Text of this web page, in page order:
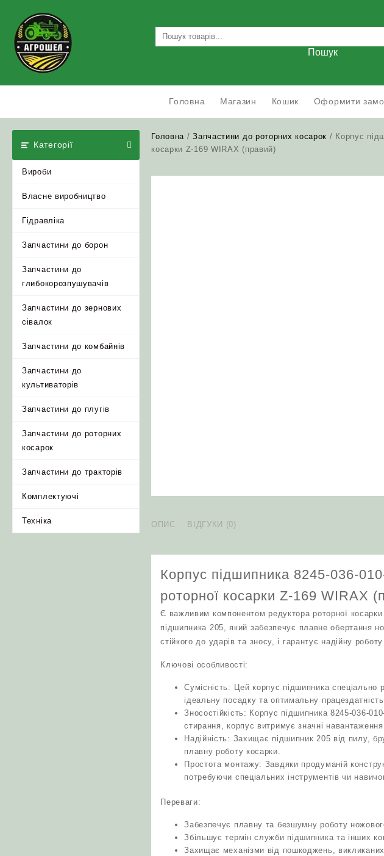
content
Пошук
Головна Магазин Кошик Оформити
Категорії
Вироби
Власне виробництво
Гідравліка
Запчастини до борон
Запчастини до
глибокорозпушувачів
Запчастини до зернових
сівалок
Запчастини до комбайнів
Запчастини до
культиваторів
Запчастини до плугів
Запчастини до роторних
косарок
Запчастини до тракторів
Комплектуючі
Техніка
Головна /Запчастини до роторних косарок / Корпус
косарки Z-169 WIRAX (правий)
ОПИС ВІДГУКИ (0)
Корпус підшипника 8245-036-
роторної косарки Z-169 WIRAX
Є важливим компонентом редуктора роторної
підшипника 205, який забезпечує плавне обертання
стійкого до ударів та зносу, і гарантує надійну
Ключові особливості:
Сумісність: Цей корпус підшипника спеціально
ідеальну посадку та оптимальну працездатність.
Зносостійкість: Корпус підшипника 8245-036-
стирання, корпус витримує значні
Надійність: Захищає підшипник 205 від пилу,
плавну роботу косарки.
Простота монтажу: Завдяки продуманій
потребуючи спеціальних інструментів чи
Переваги:
Забезпечує плавну та безшумну роботу
Збільшує термін служби підшипника та інших
Захищає механізми від пошкоджень,